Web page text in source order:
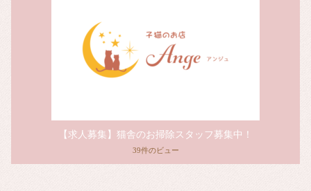
【求人募集】猫舎のお掃除スタッフ募集中！
39件のビュー